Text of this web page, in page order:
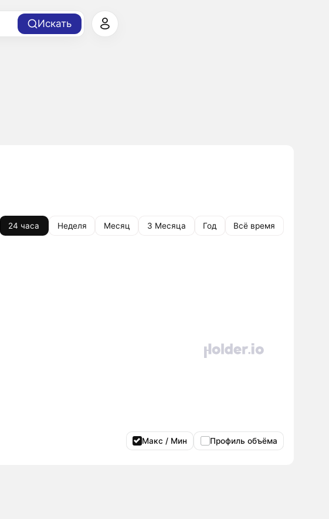
Искать
24 часа Неделя Месяц 3 Месяца Год Всё время
Макс / Мин Профиль объёма